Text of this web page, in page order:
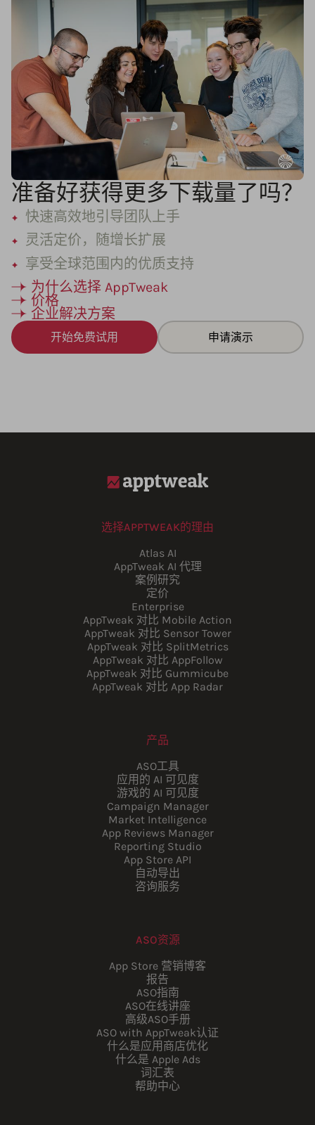
准备好获得更多下载量了吗？
快速高效地引导团队上手
灵活定价，随增长扩展
享受全球范围内的优质支持
为什么选择 AppTweak
价格
企业解决方案
开始免费试用 申请演示
选择APPTWEAK的理由
Atlas AI
AppTweak AI 代理
案例研究
定价
Enterprise
AppTweak 对比 Mobile Action
AppTweak 对比 Sensor Tower
AppTweak 对比 SplitMetrics
AppTweak 对比 AppFollow
AppTweak 对比 Gummicube
AppTweak 对比 App Radar
产品
ASO工具
应用的 AI 可见度
游戏的 AI 可见度
Campaign Manager
Market Intelligence
App Reviews Manager
Reporting Studio
App Store API
自动导出
咨询服务
ASO资源
App Store 营销博客
报告
ASO指南
ASO在线讲座
高级ASO手册
ASO with AppTweak认证
什么是应用商店优化
什么是 Apple Ads
词汇表
帮助中心